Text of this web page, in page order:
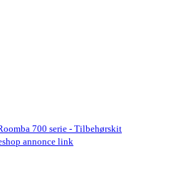
700 serie - Tilbehørskit
annonce link